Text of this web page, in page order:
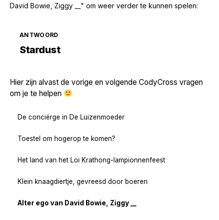
David Bowie, Ziggy __" om weer verder te kunnen spelen:
ANTWOORD
Stardust
Hier zijn alvast de vorige en volgende CodyCross vragen
om je te helpen
De conciërge in De Luizenmoeder
Toestel om hogerop te komen?
Het land van het Loi Krathong-lampionnenfeest
Klein knaagdiertje, gevreesd door boeren
Alter ego van David Bowie, Ziggy __